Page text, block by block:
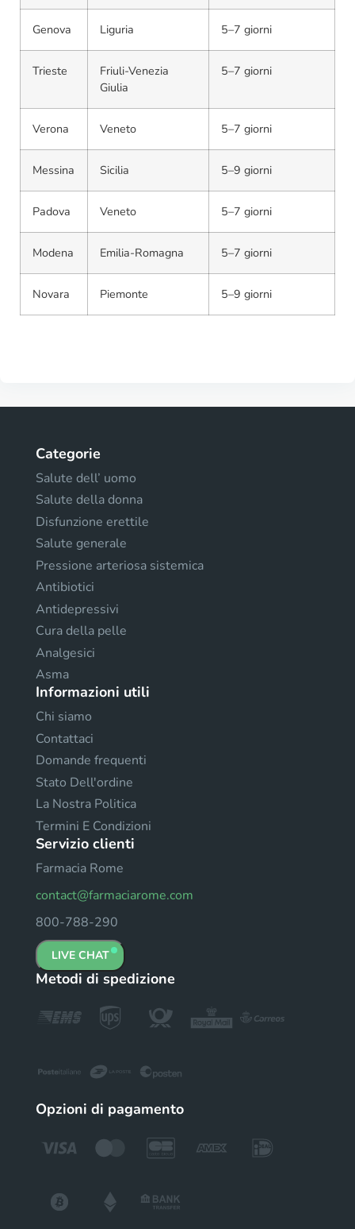
Genova Liguria 5–7 giorni
Trieste
Friuli-Venezia
Giulia
5–7 giorni
Verona Veneto 5–7 giorni
Messina Sicilia 5–9 giorni
Padova Veneto 5–7 giorni
Modena Emilia-Romagna 5–7 giorni
Novara Piemonte 5–9 giorni
Categorie
Salute dell’ uomo
Salute della donna
Disfunzione erettile
Salute generale
Pressione arteriosa sistemica
Antibiotici
Antidepressivi
Cura della pelle
Analgesici
Asma
Informazioni utili
Chi siamo
Contattaci
Domande frequenti
Stato Dell'ordine
La Nostra Politica
Termini E Condizioni
Servizio clienti
Farmacia Rome
contact@farmaciarome.com
800-788-290
LIVE CHAT
Metodi di spedizione
Opzioni di pagamento